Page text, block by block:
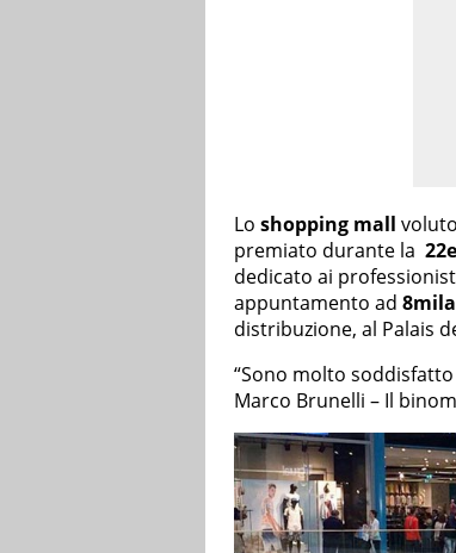
Lo shopping mall
premiato durante la
dedicato ai
appuntamento ad
distribuzione, al Palais
“Sono molto
Marco Brunelli – Il